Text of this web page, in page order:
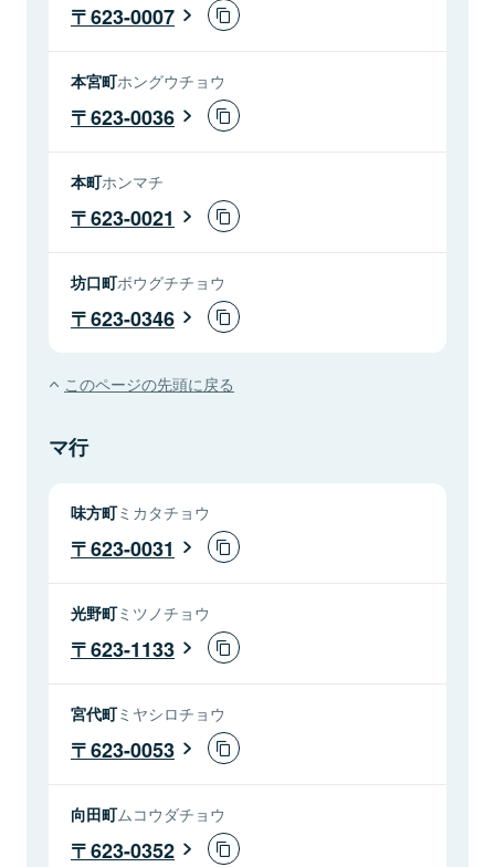
623-0007
本宮町ホングウチョウ
623-0036
本町ホンマチ
623-0021
坊口町ボウグチチョウ
623-0346
このページの先頭に戻る
マ行
味方町ミカタチョウ
623-0031
光野町ミツノチョウ
623-1133
宮代町ミヤシロチョウ
623-0053
向田町ムコウダチョウ
623-0352